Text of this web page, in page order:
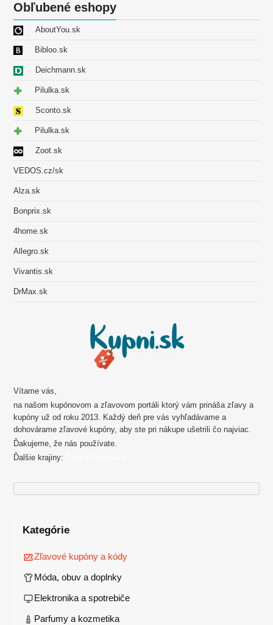
Obľubené eshopy
AboutYou.sk
Bibloo.sk
Deichmann.sk
Pilulka.sk
Sconto.sk
Pilulka.sk
Zoot.sk
VEDOS.cz/sk
Alza.sk
Bonprix.sk
4home.sk
Allegro.sk
Vivantis.sk
DrMax.sk
Vítame vás,
na našom kupónovom a zľavovom portáli ktorý vám prináša zľavy a
kupóny už od roku 2013. Každý deň pre vás vyhľadávame a
dohovárame zľavové kupóny, aby ste pri nákupe ušetrili čo najviac.
Ďakujeme, že nás používate.
Ďalšie krajiny:
Kategórie
Zľavové kupóny a kódy
Móda, obuv a doplnky
Elektronika a spotrebiče
Parfumy a kozmetika